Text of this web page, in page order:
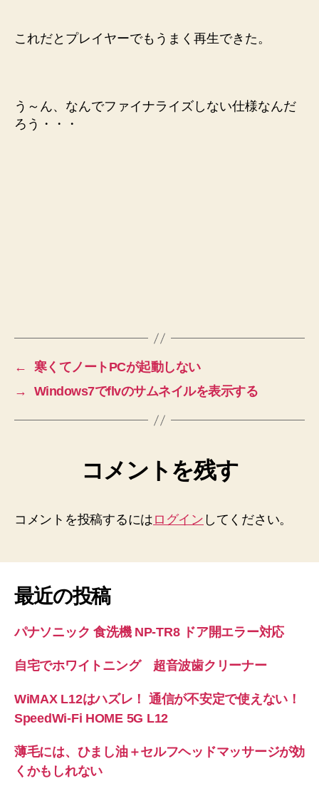
これだとプレイヤーでもうまく再生できた。
う～ん、なんでファイナライズしない仕様なんだ
ろう・・・
←
寒くてノートPCが起動しない
→
Windows7でflvのサムネイルを表示する
コメントを残す
コメントを投稿するには ログイン してください。
最近の投稿
パナソニック 食洗機 NP-TR8 ドア開エラー対応
自宅でホワイトニング 超音波歯クリーナー
WiMAX L12はハズレ！ 通信が不安定で使えない！
SpeedWi-Fi HOME 5G L12
薄毛には、ひまし油＋セルフヘッドマッサージが効
くかもしれない